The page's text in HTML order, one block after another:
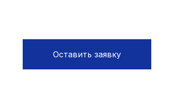
Оставить заявку